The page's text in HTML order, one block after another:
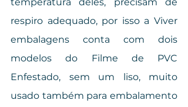
respiro adequado, por isso a Viver
embalagens conta com dois
modelos do Filme de PVC
Enfestado, sem um liso, muito
usado também para embalamento